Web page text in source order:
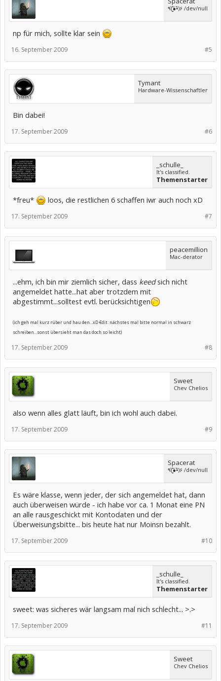
٩(̾●̮̮̃̾•̃̾)۶ /dev/null
np für mich, sollte klar sein
#5
16. September 2009
Tymant
Hardware-Wissenschaftler
Bin dabei!
#6
17. September 2009
_schulle_
It's classified.
Themenstarter
*freu* loos, die restlichen 6 schaffen iwr auch noch xD
#7
17. September 2009
peacemillion
Mac-derator
...ehm, ich bin mir ziemlich sicher, dass keedsich nicht
angemeldet hatte...hat aber trotzdem mit
abgestimmt...solltest evtl. berücksichtigen
(ich geh mal kurz rüber und hau den...xD €dit: nächstes mal bitte normal in schwarz
schreiben...sonst übersieht man das doch so leicht)
#8
17. September 2009
Sweet
Chev Chelios
also wenn alles glatt läuft, bin ich wohl auch dabei.
#9
17. September 2009
Spacerat
٩(̾●̮̮̃̾•̃̾)۶ /dev/null
Es wäre klasse, wenn jeder, der sich angemeldet hat, dann
auch überweisen würde - ich habe vor ca. 1 Monat eine PN
an alle rausgeschickt mit Kontodaten und der
Überweisungsbitte... bis heute hat nur Moinsn bezahlt.
#10
17. September 2009
_schulle_
It's classified.
Themenstarter
sweet: was sicheres wär langsam mal nich schlecht... >.>
#11
17. September 2009
Sweet
Chev Chelios